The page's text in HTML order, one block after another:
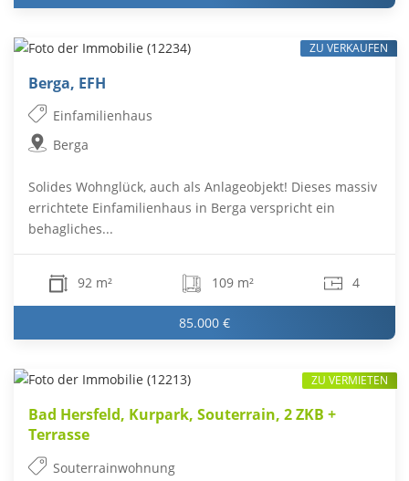
Berga, EFH
Einfamilienhaus
Berga
Solides Wohnglück, auch als Anlageobjekt! Dieses massiv
errichtete Einfamilienhaus in Berga verspricht ein
behagliches...
92 m² 109 m² 4
85.000 €
ZU VERKAUFEN
Bad Hersfeld, Kurpark, Souterrain, 2 ZKB +
Terrasse
Souterrainwohnung
ZU VERMIETEN